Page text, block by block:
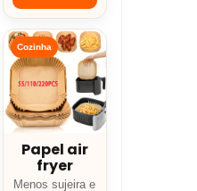
Cozinha
Papel air
fryer
Menos sujeira e